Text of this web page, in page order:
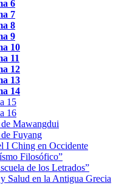
6
7
8
9
10
11
12
13
14
15
16
Mawangdui
Fuyang
I Ching en Occidente
Filosófico”
de los Letrados”
Salud en la Antigua Grecia